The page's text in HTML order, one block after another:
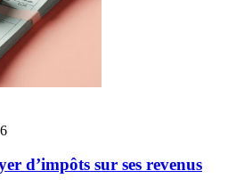
d’impôts sur ses revenus